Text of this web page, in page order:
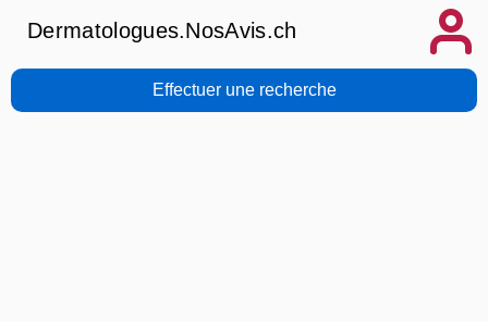
Dermatologues.NosAvis.ch
Effectuer une recherche